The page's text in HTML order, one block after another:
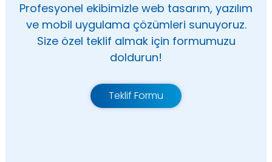
Profesyonel ekibimizle web tasarım, yazılım
ve mobil uygulama çözümleri sunuyoruz.
Size özel teklif almak için formumuzu
doldurun!
Teklif Formu